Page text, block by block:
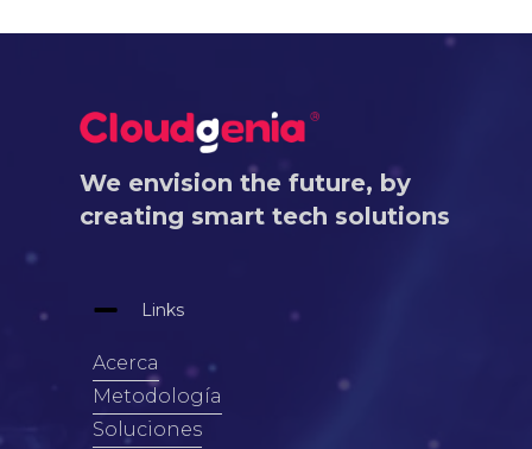
We envision the future, by
creating smart tech solutions
Links
Acerca
Metodología
Soluciones